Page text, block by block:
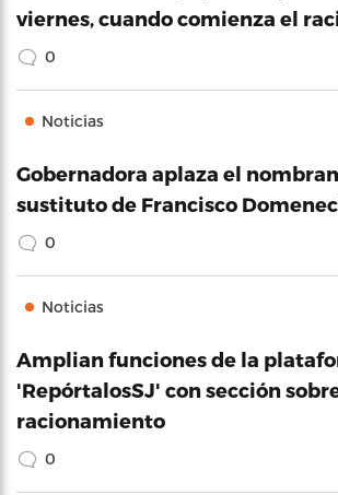
viernes, cuando comienza el
0
Noticias
Gobernadora aplaza el
sustituto de Francisco
0
Noticias
Amplian funciones de la
'RepórtalosSJ' con sección
racionamiento
0